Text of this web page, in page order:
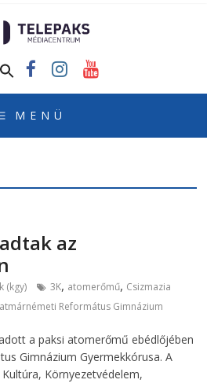
az
(kgy) 3K, atomerőmű, Csizmazia
Református Gimnázium
a paksi atomerőmű ebédlőjében
Gimnázium Gyermekkórusa. A
Környezetvédelem,